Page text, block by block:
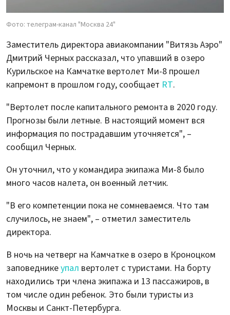
Фото: телеграм-канал "Москва 24"
Заместитель директора авиакомпании "Витязь Аэро"
Дмитрий Черных рассказал, что упавший в озеро
Курильское на Камчатке вертолет Ми-8 прошел
капремонт в прошлом году, сообщает RT.
"Вертолет после капитального ремонта в 2020 году.
Прогнозы были летные. В настоящий момент вся
информация по пострадавшим уточняется", –
сообщил Черных.
Он уточнил, что у командира экипажа Ми-8 было
много часов налета, он военный летчик.
"В его компетенции пока не сомневаемся. Что там
случилось, не знаем", – отметил заместитель
директора.
В ночь на четверг на Камчатке в озеро в Кроноцком
заповедникеупал вертолет с туристами. На борту
находились три члена экипажа и 13 пассажиров, в
том числе один ребенок. Это были туристы из
Москвы и Санкт-Петербурга.